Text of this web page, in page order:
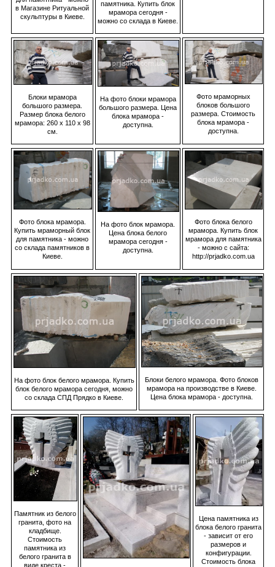
в Магазине Ритуальной
скульптуры в Киеве.
памятника. Купить блок
мрамора сегодня -
можно со склада в Киеве.
Блоки мрамора
большого размера.
Размер блока белого
мрамора: 260 х 110 х 98
см.
На фото блоки мрамора
большого размера. Цена
блока мрамора -
доступна.
Фото мраморных
блоков большого
размера. Стоимость
блока мрамора -
доступна.
Фото блока мрамора.
Купить мраморный блок
для памятника - можно
со склада памятников в
Киеве.
На фото блок мрамора.
Цена блока белого
мрамора сегодня -
доступна.
Фото блока белого
мрамора. Купить блок
мрамора для памятника
- можно с сайта:
http://prjadko.com.ua
На фото блок белого мрамора. Купить
блок белого мрамора сегодня, можно
со склада СПД Прядко в Киеве.
Блоки белого мрамора. Фото блоков
мрамора на производстве в Киеве.
Цена блока мрамора - доступна.
Памятник из белого
гранита, фото на
кладбище.
Стоимость
памятника из
белого гранита в
виде креста -
Цена памятника из
блока белого гранита
- зависит от его
размеров и
конфигурации.
Стоимость блока